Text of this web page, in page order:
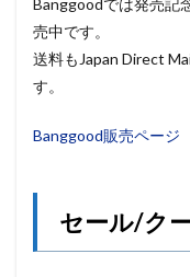
Banggoodでは発売記
売中です。
送料もJapan Direct
す。
Banggood販売ページ
セール/ク